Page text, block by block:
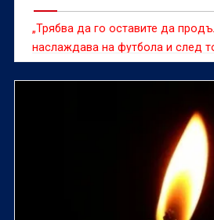
„Трябва да го оставите да
наслаждава на футбола и след
решението, което смята за